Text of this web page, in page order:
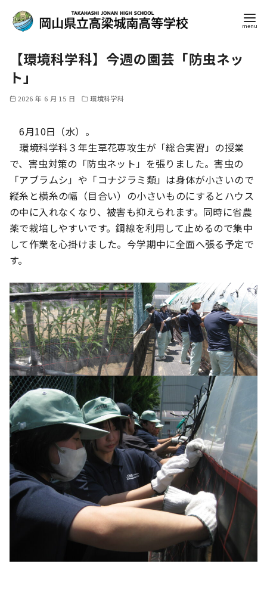
【環境科学科】今週の園芸「防虫ネッ
ト」
2026 年 6 月 15 日 環境科学科
6月10日（水）。
環境科学科３年生草花専攻生が「総合実習」の授業
で、害虫対策の「防虫ネット」を張りました。害虫の
「アブラムシ」や「コナジラミ類」は身体が小さいので
縦糸と横糸の幅（目合い）の小さいものにするとハウス
の中に入れなくなり、被害も抑えられます。同時に省農
薬で栽培しやすいです。鋼線を利用して止めるので集中
して作業を心掛けました。今学期中に全面へ張る予定で
す。